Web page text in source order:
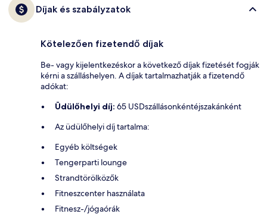
Díjak és szabályzatok
Kötelezően fizetendő díjak
Be- vagy kijelentkezéskor a következő díjak fizetését fogják
kérni a szálláshelyen. A díjak tartalmazhatják a fizetendő
adókat:
Üdülőhelyi díj: 65 USDszállásonkéntéjszakánként
Az üdülőhelyi díj tartalma:
Egyéb költségek
Tengerparti lounge
Strandtörölközők
Fitneszcenter használata
Fitnesz-/jógaórák